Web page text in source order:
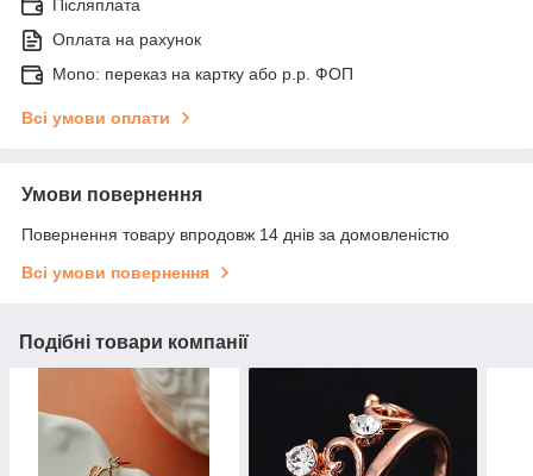
Післяплата
Оплата на рахунок
Mono: переказ на картку або р.р. ФОП
Всі умови оплати
Умови повернення
Повернення товару впродовж 14 днів за домовленістю
Всі умови повернення
Подібні товари компанії